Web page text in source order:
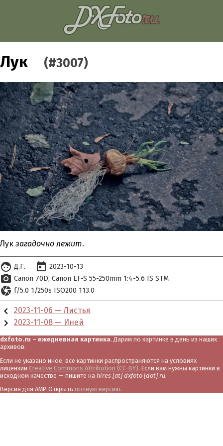
Лук (#3007)
Лук загадочно лежит.
face Д.Г. today 2023-10-13
photo_camera Canon 70D Canon EF-S 55-250mm 1:4-5.6 IS STM
camera f/5.0 1/250s ISO200 113.0
chevron_left 2023-11-06 — Листья
chevron_right 2023-11-08 — Иней
dxfoto.ru – ежедневная картинка. Дарим по картинке в день из наших
архивов.
Если не указано иное, все картинки распространяются на условиях
лицензии Creative Commons Attribution (CC-BY). Если вам нужны картинки в
исходном качестве — пишите на hires [at] dxfoto [dot] ru.
Версия для AMP. Открыть полную версию.